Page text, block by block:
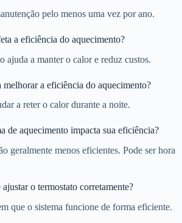
pelo menos uma vez por ano.
a eficiência do aquecimento?
ajuda a manter o calor e reduz custos.
melhorar a eficiência do aquecimento?
a reter o calor durante a noite.
de aquecimento impacta sua eficiência?
geralmente menos eficientes. Pode ser hora
o termostato corretamente?
que o sistema funcione de forma eficiente.